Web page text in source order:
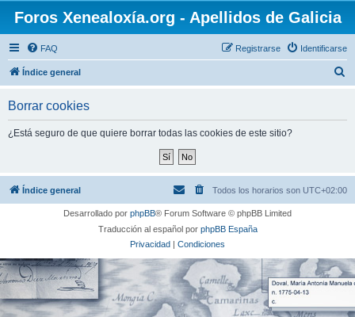
Foros Xenealoxía.org - Apellidos de Galicia
FAQ Identificarse
Registrarse
Índice general
Borrar cookies
¿Está seguro de que quiere borrar todas las cookies de este sitio?
Índice general Todos los horarios son UTC+02:00
Desarrollado por phpBB® Forum Software © phpBB Limited
Traducción al español por phpBB España
Privacidad | Condiciones